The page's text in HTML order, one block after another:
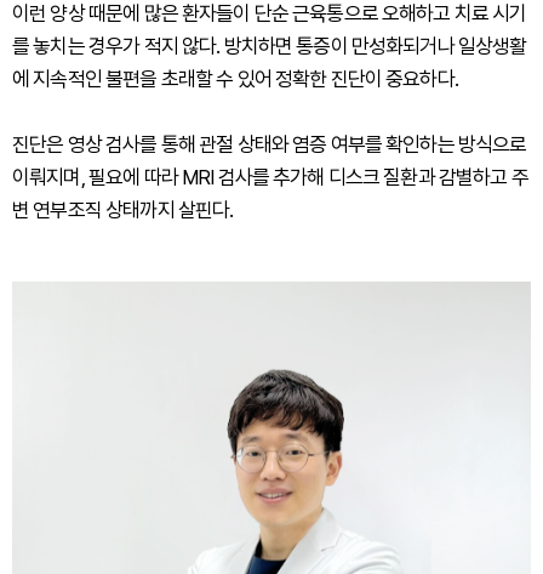
이런 양상 때문에 많은 환자들이 단순 근육통으로 오해하고 치료 시기
를 놓치는 경우가 적지 않다. 방치하면 통증이 만성화되거나 일상생활
에 지속적인 불편을 초래할 수 있어 정확한 진단이 중요하다.
진단은 영상 검사를 통해 관절 상태와 염증 여부를 확인하는 방식으로
이뤄지며, 필요에 따라 MRI 검사를 추가해 디스크 질환과 감별하고 주
변 연부조직 상태까지 살핀다.